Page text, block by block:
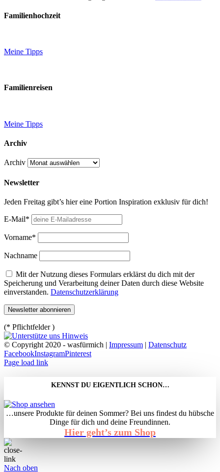
Familienhochzeit
Meine Tipps
Familienreisen
Meine Tipps
Archiv
Archiv
Newsletter
Jeden Freitag gibt’s hier eine Portion Inspiration exklusiv für dich!
E-Mail*
Vorname*
Nachname
Mit der Nutzung dieses Formulars erklärst du dich mit der
Speicherung und Verarbeitung deiner Daten durch diese Website
einverstanden. Datenschutzerklärung
(* Pflichtfelder )
© Copyright 2020 - wasfürmich | Impressum | Datenschutz
FacebookInstagramPinterest
Page load link
KENNST DU EIGENTLICH SCHON…
…unsere Produkte für deinen Sommer? Bei uns findest du hübsche
Dinge für dich und deine Freundinnen.
Hier geht’s zum Shop
Nach oben